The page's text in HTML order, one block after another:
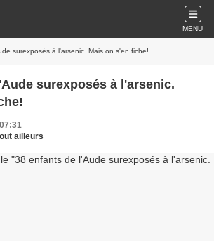
MENU
surexposés à l'arsenic. Mais on s'en fiche!
surexposés à l'arsenic.
ailleurs